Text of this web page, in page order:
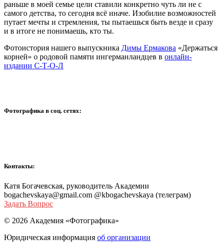
раньше в моей семье цели ставили конкретно чуть ли не с
самого детства, то сегодня всё иначе. Изобилие возможностей
путает мечты и стремления, ты пытаешься быть везде и сразу
и в итоге не понимаешь, кто ты.
Фотоистория нашего выпускника Димы Ермакова «Держаться
корней» о родовой памяти ингерманландцев в онлайн-
издании С-Т-О-Л
Фотографика в соц. сетях:
Контакты:
Катя Богачевская, руководитель Академии
bogachevskaya@gmail.com @kbogachevskaya (телеграм)
Задать Вопрос
© 2026 Академия «Фотографика»
Юридическая информация об организации